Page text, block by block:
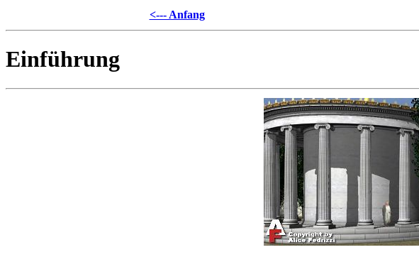
<--- Anfang
Einführung